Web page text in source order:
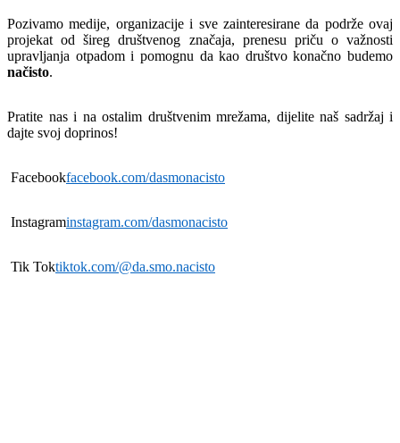
Pozivamo medije, organizacije i sve zainteresirane da podrže ovaj
projekat od šireg društvenog značaja, prenesu priču o važnosti
upravljanja otpadom i pomognu da kao društvo konačno budemo
načisto.
Pratite nas i na ostalim društvenim mrežama, dijelite naš sadržaj i
dajte svoj doprinos!
Facebookfacebook.com/dasmonacisto
Instagraminstagram.com/dasmonacisto
Tik Toktiktok.com/@da.smo.nacisto